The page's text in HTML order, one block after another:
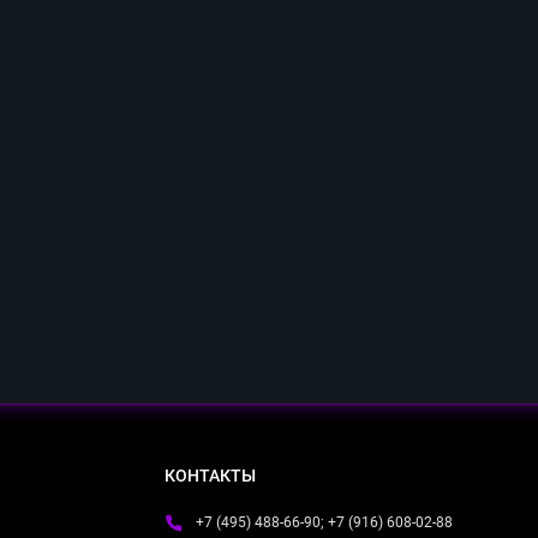
КОНТАКТЫ
+7 (495) 488-66-90; +7 (916) 608-02-88